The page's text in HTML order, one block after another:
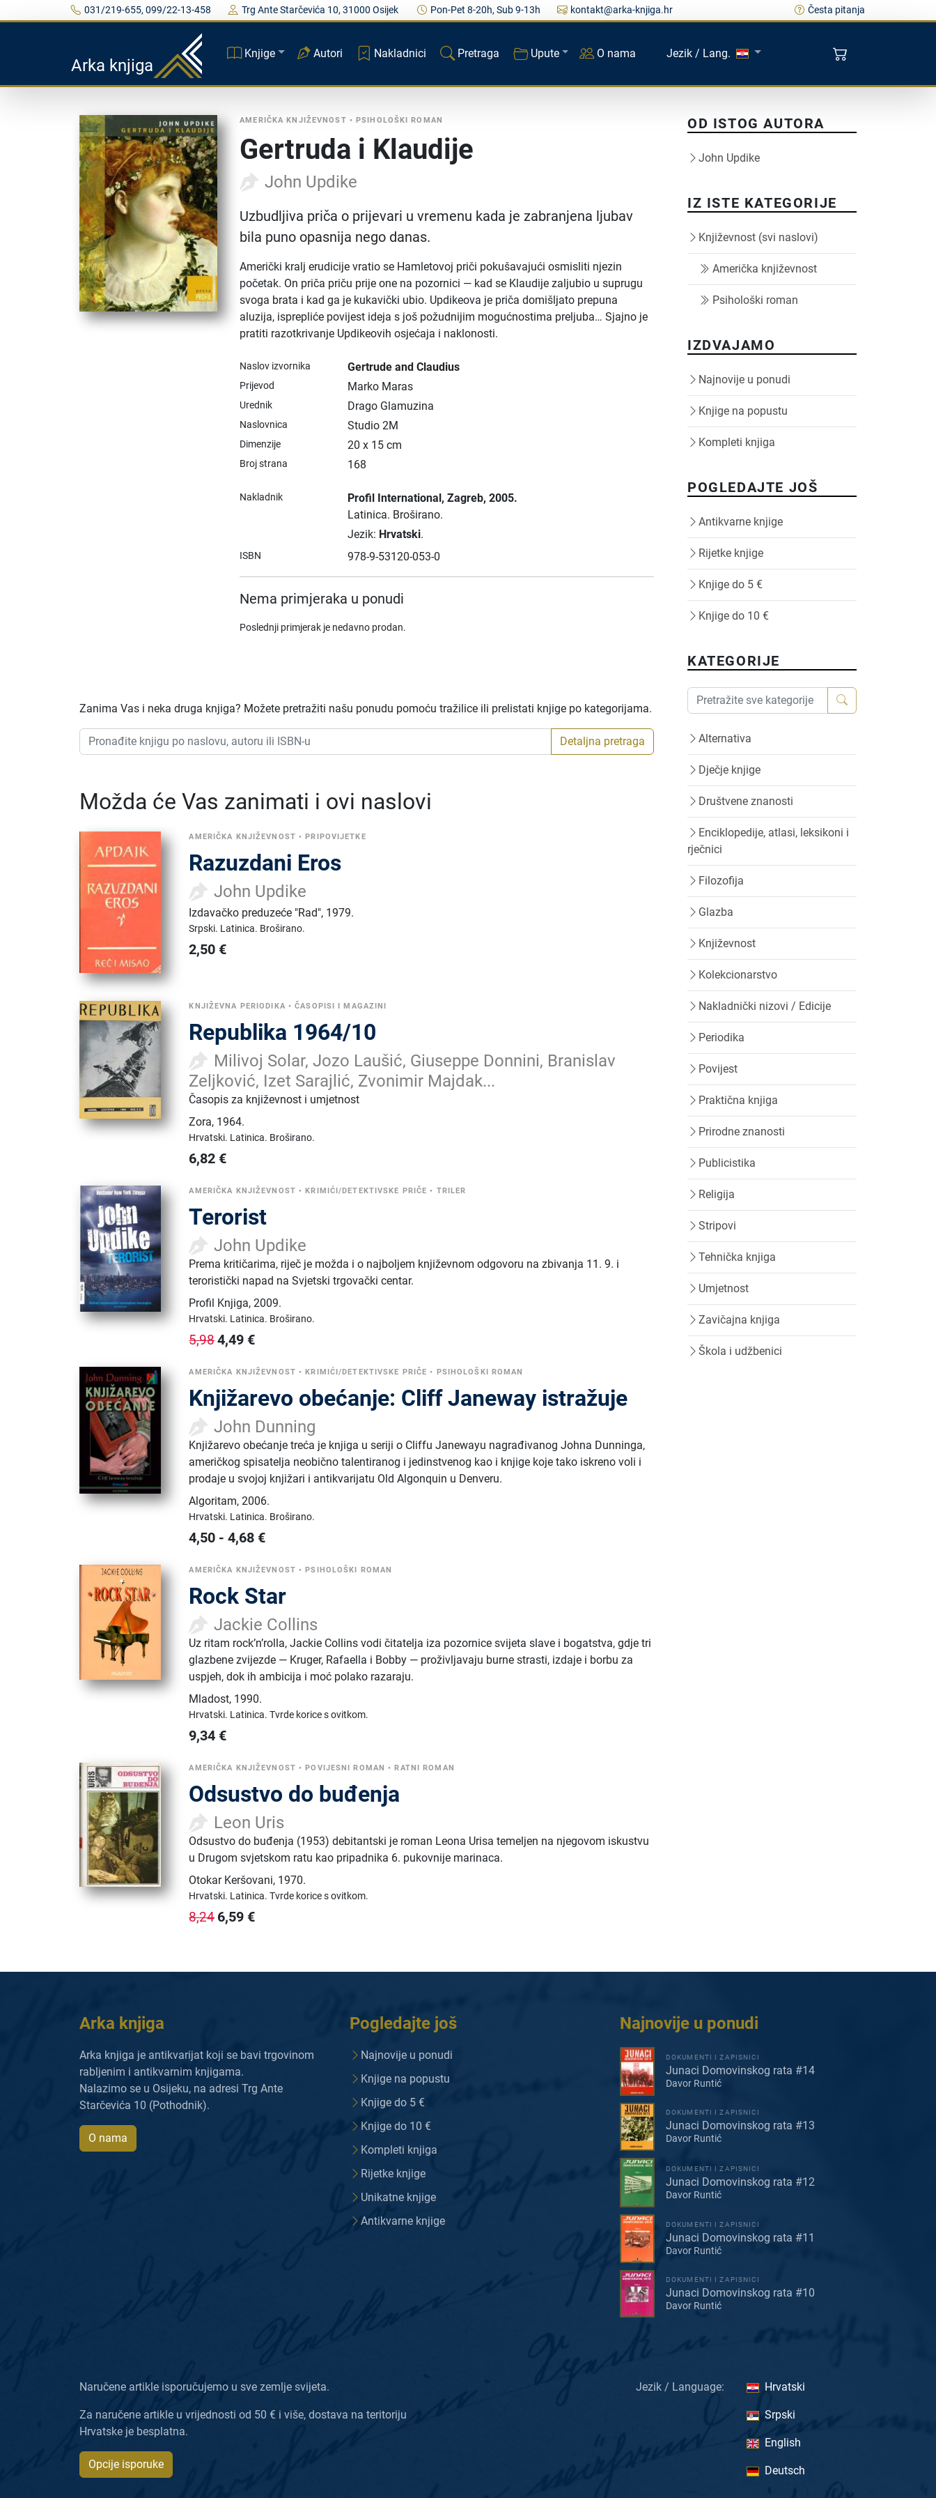
031/219-655, 099/22-13-458 Trg Ante Starčevića 10, 31000 Osijek Pon-Pet 8-20h, Sub 9-13h kontakt@arka-knjiga.hr Česta pitanja
Arka knjiga
Knjige Autori Nakladnici Pretraga Upute O nama Jezik / Lang.
AMERIČKA KNJIŽEVNOST •PSIHOLOŠKI ROMAN
Gertruda i Klaudije
John Updike
Uzbudljiva priča o prijevari u vremenu kada je zabranjena ljubav
bila puno opasnija nego danas.
Američki kralj erudicije vratio se Hamletovoj priči pokušavajući osmisliti njezin
početak. On priča priču prije one na pozornici — kad se Klaudije zaljubio u suprugu
svoga brata i kad ga je kukavički ubio. Updikeova je priča domišljato prepuna
aluzija, isprepliće povijest ideja s još požudnijim mogućnostima preljuba… Sjajno je
pratiti razotkrivanje Updikeovih osjećaja i naklonosti.
Naslov izvornika Gertrude and Claudius
Prijevod Marko Maras
Urednik Drago Glamuzina
Naslovnica Studio 2M
Dimenzije 20 x 15 cm
Broj strana 168
Nakladnik Profil International, Zagreb, 2005.
Latinica. Broširano.
Jezik: Hrvatski.
ISBN 978-9-53120-053-0
Nema primjeraka u ponudi
Poslednji primjerak je nedavno prodan.
Zanima Vas i neka druga knjiga? Možete pretražiti našu ponudu pomoću tražilice ili prelistati knjige po kategorijama.
Detaljna pretraga
Možda će Vas zanimati i ovi naslovi
AMERIČKA KNJIŽEVNOST •PRIPOVIJETKE
Razuzdani Eros
John Updike
Izdavačko preduzeće "Rad", 1979.
Srpski. Latinica. Broširano.
2,50 €
KNJIŽEVNA PERIODIKA •ČASOPISI I MAGAZINI
Republika 1964/10
Milivoj Solar, Jozo Laušić, Giuseppe Donnini, Branislav
Zeljković, Izet Sarajlić, Zvonimir Majdak...
Časopis za književnost i umjetnost
Zora, 1964.
Hrvatski. Latinica. Broširano.
6,82 €
AMERIČKA KNJIŽEVNOST •KRIMIĆI/DETEKTIVSKE PRIČE • TRILER
Terorist
John Updike
Prema kritičarima, riječ je možda i o najboljem književnom odgovoru na zbivanja 11. 9. i
teroristički napad na Svjetski trgovački centar.
Profil Knjiga,2009.
Hrvatski. Latinica. Broširano.
5,984,49 €
AMERIČKA KNJIŽEVNOST •KRIMIĆI/DETEKTIVSKE PRIČE • PSIHOLOŠKI ROMAN
Knjižarevo obećanje: Cliff Janeway istražuje
John Dunning
Knjižarevo obećanje treća je knjiga u seriji o Cliffu Janewayu nagrađivanog Johna Dunninga,
američkog spisatelja neobično talentiranog i jedinstvenog kao i knjige koje tako iskreno voli i
prodaje u svojoj knjižari i antikvarijatu Old Algonquin u Denveru.
Algoritam,2006.
Hrvatski. Latinica. Broširano.
4,50 -4,68 €
AMERIČKA KNJIŽEVNOST •PSIHOLOŠKI ROMAN
Rock Star
Jackie Collins
Uz ritam rock’n’rolla, Jackie Collins vodi čitatelja iza pozornice svijeta slave i bogatstva, gdje tri
glazbene zvijezde — Kruger, Rafaella i Bobby — proživljavaju burne strasti, izdaje i borbu za
uspjeh, dok ih ambicija i moć polako razaraju.
Mladost, 1990.
Hrvatski. Latinica.Tvrde korice s ovitkom.
9,34 €
AMERIČKA KNJIŽEVNOST •POVIJESNI ROMAN •RATNI ROMAN
Odsustvo do buđenja
Leon Uris
Odsustvo do buđenja (1953) debitantski je roman Leona Urisa temeljen na njegovom iskustvu
u Drugom svjetskom ratu kao pripadnika 6. pukovnije marinaca.
Otokar Keršovani, 1970.
Hrvatski. Latinica.Tvrde korice s ovitkom.
8,246,59 €
OD ISTOG AUTORA
John Updike
IZ ISTE KATEGORIJE
Književnost (svi naslovi)
Američka književnost
Psihološki roman
IZDVAJAMO
Najnovije u ponudi
Knjige na popustu
Kompleti knjiga
POGLEDAJTE JOŠ
Antikvarne knjige
Rijetke knjige
Knjige do 5 €
Knjige do 10 €
KATEGORIJE
Alternativa
Dječje knjige
Društvene znanosti
Enciklopedije, atlasi, leksikoni i
rječnici
Filozofija
Glazba
Književnost
Kolekcionarstvo
Nakladnički nizovi / Edicije
Periodika
Povijest
Praktična knjiga
Prirodne znanosti
Publicistika
Religija
Stripovi
Tehnička knjiga
Umjetnost
Zavičajna knjiga
Škola i udžbenici
Arka knjiga
Arka knjiga je antikvarijat koji se bavi trgovinom
rabljenim i antikvarnim knjigama.
Nalazimo se u Osijeku, na adresi Trg Ante
Starčevića 10 (Pothodnik).
O nama
Pogledajte još
Najnovije u ponudi
Knjige na popustu
Knjige do 5 €
Knjige do 10 €
Kompleti knjiga
Rijetke knjige
Unikatne knjige
Antikvarne knjige
Najnovije u ponudi
DOKUMENTI I ZAPISNICI
Junaci Domovinskog rata #14
Davor Runtić
DOKUMENTI I ZAPISNICI
Junaci Domovinskog rata #13
Davor Runtić
DOKUMENTI I ZAPISNICI
Junaci Domovinskog rata #12
Davor Runtić
DOKUMENTI I ZAPISNICI
Junaci Domovinskog rata #11
Davor Runtić
DOKUMENTI I ZAPISNICI
Junaci Domovinskog rata #10
Davor Runtić
Naručene artikle isporučujemo u sve zemlje svijeta.
Za naručene artikle u vrijednosti od 50 € i više, dostava na teritoriju
Hrvatske je besplatna.
Opcije isporuke
Jezik / Language: Hrvatski
Srpski
English
Deutsch